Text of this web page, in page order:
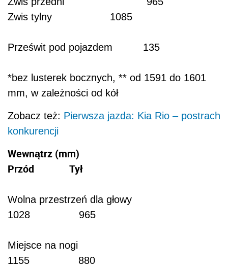
Zwis tylny 1085
Prześwit pod pojazdem 135
*bez lusterek bocznych, ** od 1591 do 1601
mm, w zależności od kół
Zobacz też: Pierwsza jazda: Kia Rio – postrach
konkurencji
Wewnątrz (mm)
Przód Tył
Wolna przestrzeń dla głowy
1028 965
Miejsce na nogi
1155 880